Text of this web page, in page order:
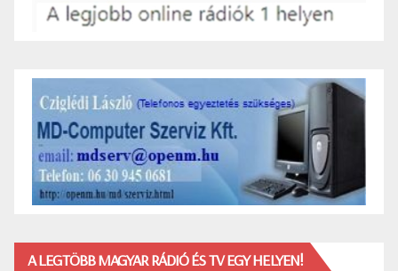
A LEGTÖBB MAGYAR RÁDIÓ ÉS TV EGY HELYEN!